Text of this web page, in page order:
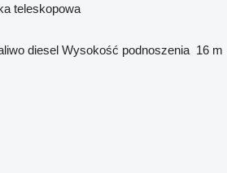
teleskopowa
diesel Wysokość podnoszenia 16 m